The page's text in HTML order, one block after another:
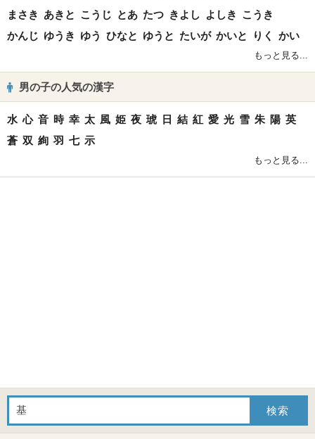
まさき あきと こうじ とあ たつ きよし よしき こうき
かんじ ゆうき ゆう ひなと ゆうと たいが かいと りく かい
もっと見る...
男の子の人気の漢字
水 心 音 時 幸 太 風 姫 夜 琥 日 結 紅 愛 光 雪 朱 陽 英
蒼 双 絢 羽 七 示
もっと見る...